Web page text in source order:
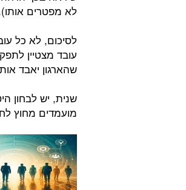
לא מפטרים
לסיכום, לא כל
עובד מצטיין
שהארגון יאבד
שנית, יש לבחון
מועמדים מחוץ